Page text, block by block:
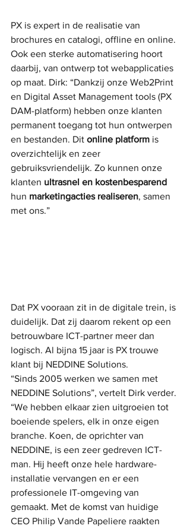
PX is expert in de realisatie van
brochures en catalogi, offline en online.
Ook een sterke automatisering hoort
daarbij, van ontwerp tot webapplicaties
op maat. Dirk: “Dankzij onze Web2Print
en Digital Asset Management tools (PX
DAM-platform) hebben onze klanten
permanent toegang tot hun ontwerpen
en bestanden. Dit online platform is
overzichtelijk en zeer
gebruiksvriendelijk. Zo kunnen onze
klanten ultrasnel en kostenbesparend
hun marketingacties realiseren, samen
met ons.”
Dat PX vooraan zit in de digitale trein, is
duidelijk. Dat zij daarom rekent op een
betrouwbare ICT-partner meer dan
logisch. Al bijna 15 jaar is PX trouwe
klant bij NEDDINE Solutions.
“Sinds 2005 werken we samen met
NEDDINE Solutions”, vertelt Dirk verder.
“We hebben elkaar zien uitgroeien tot
boeiende spelers, elk in onze eigen
branche. Koen, de oprichter van
NEDDINE, is een zeer gedreven ICT-
man. Hij heeft onze hele hardware-
installatie vervangen en er een
professionele IT-omgeving van
gemaakt. Met de komst van huidige
CEO Philip Vande Papeliere raakten